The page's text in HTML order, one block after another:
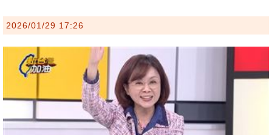
2026/01/29 17:26